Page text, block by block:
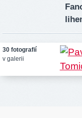
30 fotografií
v galerii